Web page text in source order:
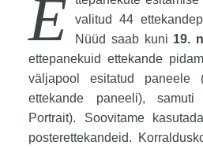
E
valitud 44
Nüüd saab kuni 19.
ettepanekuid ettekande
väljapool esitatud paneele
ettekande paneeli), samuti
Portrait). Soovitame
posterettekandeid.